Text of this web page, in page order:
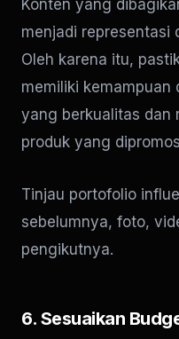
Konten yang
menjadi representasi
Oleh karena itu,
memiliki kemampuan
yang berkualitas dan
produk yang
Tinjau portofolio
sebelumnya, foto,
pengikutnya.
6. Sesuaikan